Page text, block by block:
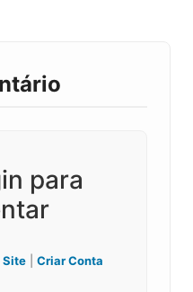
para
Site Criar Conta